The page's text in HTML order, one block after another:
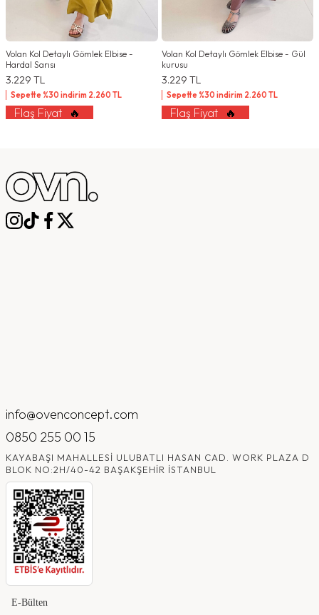
Volan Kol Detaylı Gömlek Elbise -
Hardal Sarısı
3.229 TL
Sepette %30 indirim 2.260TL
Flaş Fiyat 🔥
Volan Kol Detaylı Gömlek Elbise - Gül
kurusu
3.229 TL
Sepette %30 indirim 2.260TL
Flaş Fiyat 🔥
info@ovenconcept.com
0850 255 00 15
KAYABAŞI MAHALLESI ULUBATLI HASAN CAD. WORK PLAZA D
BLOK NO:2H/40-42 BAŞAKŞEHIR İSTANBUL
E-Bülten